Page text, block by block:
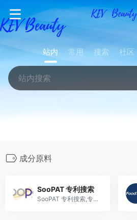
站内 常用 搜索 社区
成分原料
SooPAT 专利搜索
SooPAT 专利搜索,专业好用的中文专利搜索引擎